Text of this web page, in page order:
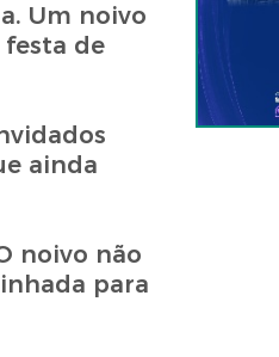
Um noivo
de
ainda
noivo não
para